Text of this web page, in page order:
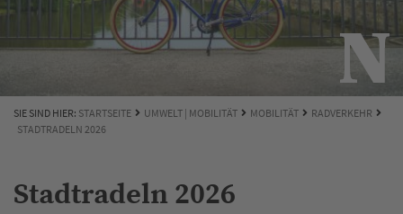
SIE SIND HIER: STARTSEITE UMWELT | MOBILITÄT MOBILITÄT
RADVERKEHR
STADTRADELN 2026
Stadtradeln 2026